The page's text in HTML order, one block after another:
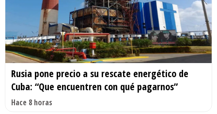
Rusia pone precio a su rescate energético de
Cuba: “Que encuentren con qué pagarnos”
Hace 8 horas